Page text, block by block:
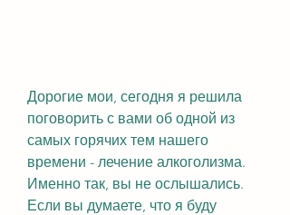
Дорогие мои, сегодня я решила
поговорить с вами об одной из
самых горячих тем нашего
времени - лечение алкоголизма.
Именно так, вы не ослышались.
Если вы думаете, что я буду